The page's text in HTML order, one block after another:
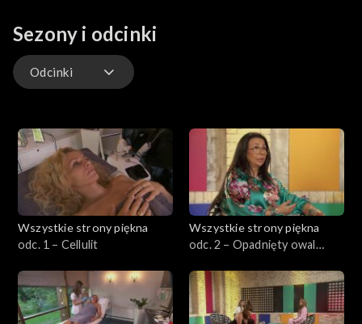
Sezony i odcinki
Odcinki
Wszystkie strony piękna
odc. 1 – Cellulit
Wszystkie strony piękna
odc. 2 – Opadnięty owal